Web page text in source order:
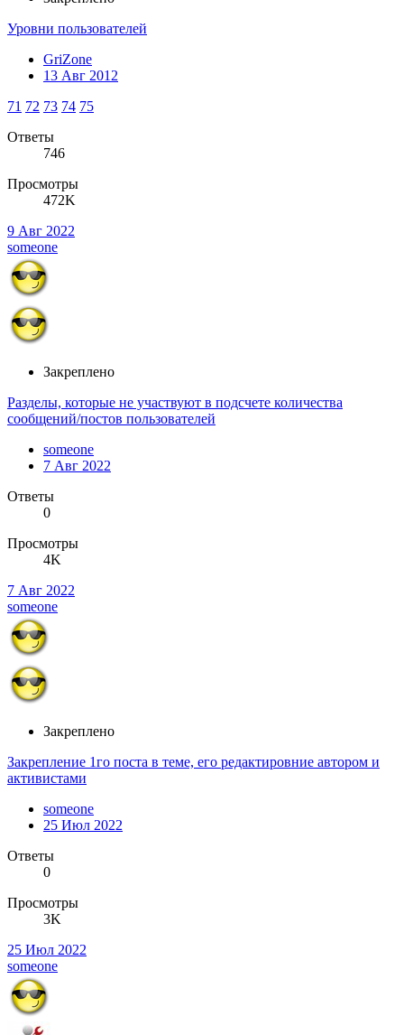
Уровни пользователей
GriZone
13 Авг 2012
71 72 73 74 75
Ответы
746
Просмотры
472K
9 Авг 2022
someone
Закреплено
Разделы, которые не участвуют в подсчете количества
сообщений/постов пользователей
someone
7 Авг 2022
Ответы
0
Просмотры
4K
7 Авг 2022
someone
Закреплено
Закрепление 1го поста в теме, его редактировние автором и
активистами
someone
25 Июл 2022
Ответы
0
Просмотры
3K
25 Июл 2022
someone